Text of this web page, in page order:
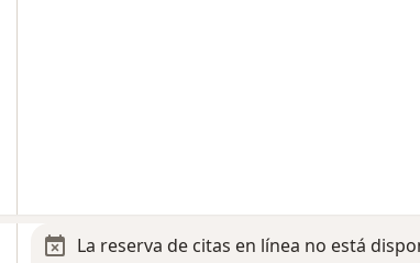
La reserva de citas en línea no está